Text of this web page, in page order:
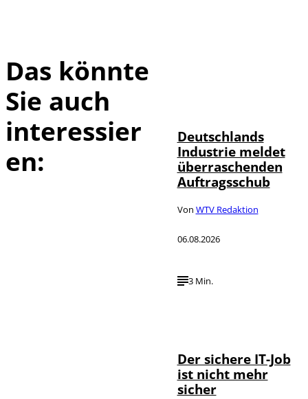
Das könnte
Sie auch
interessier
en:
Deutschlands
Industrie meldet
überraschenden
Auftragsschub
Von WTV Redaktion
06.08.2026
3 Min.
Der sichere IT-Job
ist nicht mehr
sicher